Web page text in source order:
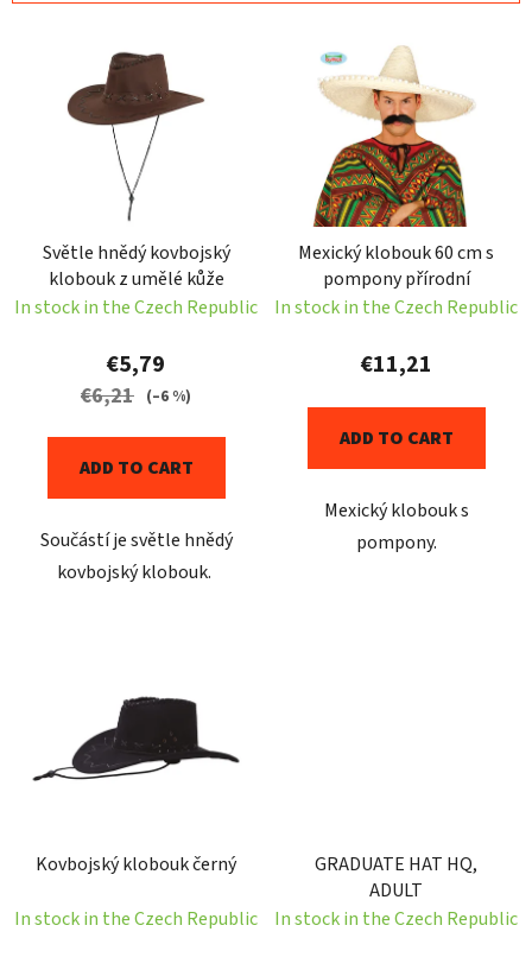
d
Světle hnědý kovbojský
klobouk z umělé kůže
In stock in the Czech Republic
€5,79
€6,21 (–6 %)
ADD TO CART
Součástí je světle hnědý
kovbojský klobouk.
Mexický klobouk 60 cm s
pompony přírodní
In stock in the Czech Republic
€11,21
ADD TO CART
Mexický klobouk s
pompony.
Kovbojský klobouk černý
In stock in the Czech Republic
GRADUATE HAT HQ,
ADULT
In stock in the Czech Republic